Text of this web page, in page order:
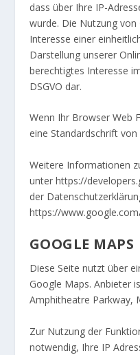
dass über Ihre IP-
wurde. Die Nutzung
Interesse einer
Darstellung unserer
berechtigtes Interesse
DSGVO dar.
Wenn Ihr Browser Web
eine Standardschrift
Weitere Informationen
unter https://
der
https://
GOOGLE MAPS
Diese Seite nutzt über
Google Maps. Anbieter
Amphitheatre Parkway,
Zur Nutzung der
notwendig, Ihre IP